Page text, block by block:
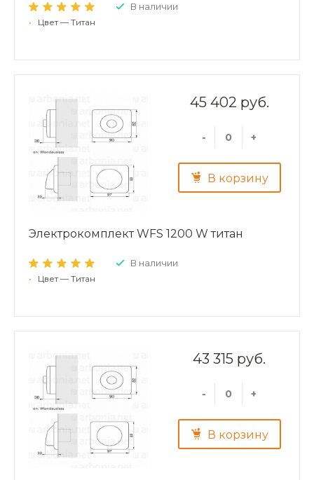
В наличии
• Цвет — Титан
45 402 руб.
- +
В корзину
Электрокомплект WFS 1200 W титан
В наличии
• Цвет — Титан
43 315 руб.
- +
В корзину